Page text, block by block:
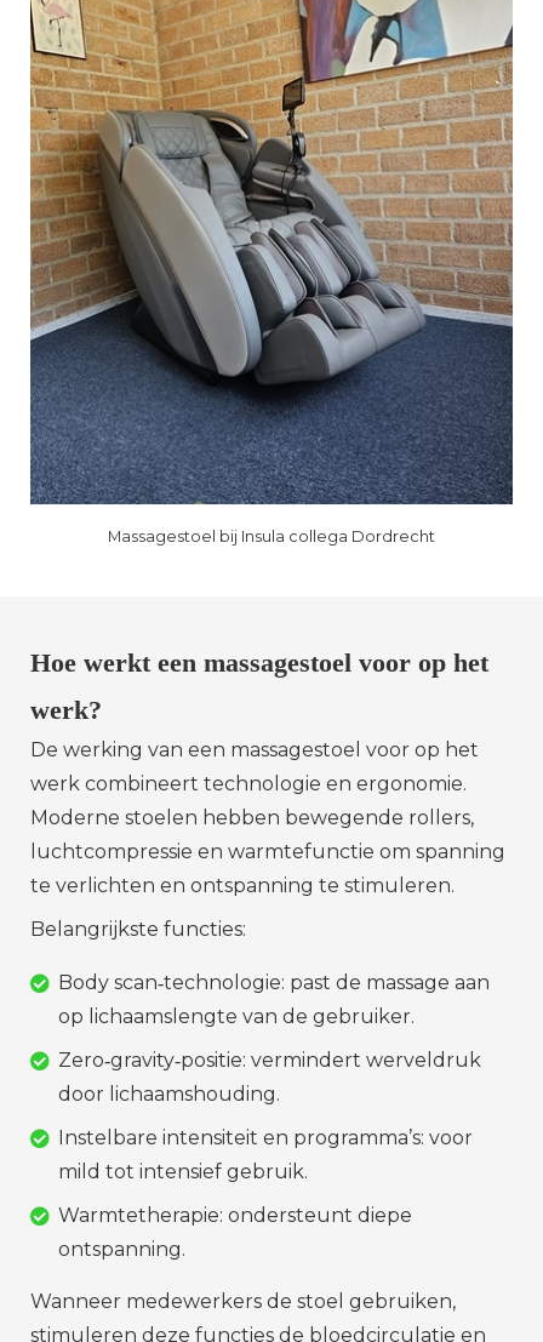
Massagestoel bij Insula collega Dordrecht
Hoe werkt een massagestoel voor op het
werk?
De werking van een massagestoel voor op het
werk combineert technologie en ergonomie.
Moderne stoelen hebben bewegende rollers,
luchtcompressie en warmtefunctie om spanning
te verlichten en ontspanning te stimuleren.
Belangrijkste functies:
Body scan‑technologie: past de massage aan
op lichaamslengte van de gebruiker.
Zero‑gravity‑positie: vermindert werveldruk
door lichaamshouding.
Instelbare intensiteit en programma’s: voor
mild tot intensief gebruik.
Warmtetherapie: ondersteunt diepe
ontspanning.
Wanneer medewerkers de stoel gebruiken,
stimuleren deze functies de bloedcirculatie en